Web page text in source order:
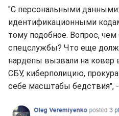
"С персональными
идентификационными
тому подобное. Вопрос,
спецслужбы? Что еще
нардепы вызвали на
СБУ, киберполицию,
себе масштабы бедствия", -